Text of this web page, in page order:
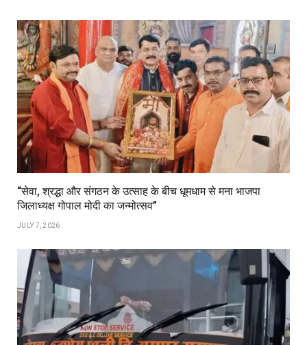
“सेवा, श्रद्धा और संगठन के उत्साह के बीच धूमधाम से मना भाजपा
जिलाध्यक्ष गोपाल मोदी का जन्मोत्सव”
JULY 7, 2026